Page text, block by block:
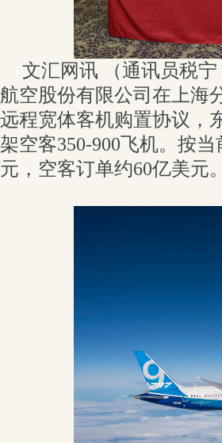
文汇网讯 （通讯员税
航空股份有限公司在上海
远程宽体客机购置协议，
架空客350-900飞机。按
元，空客订单约60亿美元。